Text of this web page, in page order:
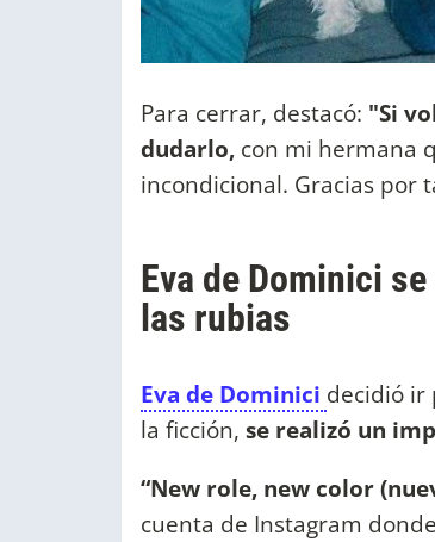
Para cerrar, destacó: "Si
dudarlo, con mi hermana
incondicional. Gracias por
Eva de Dominici
las rubias
Eva de Dominici decidió ir
la ficción, se realizó un
“New role, new color
cuenta de Instagram